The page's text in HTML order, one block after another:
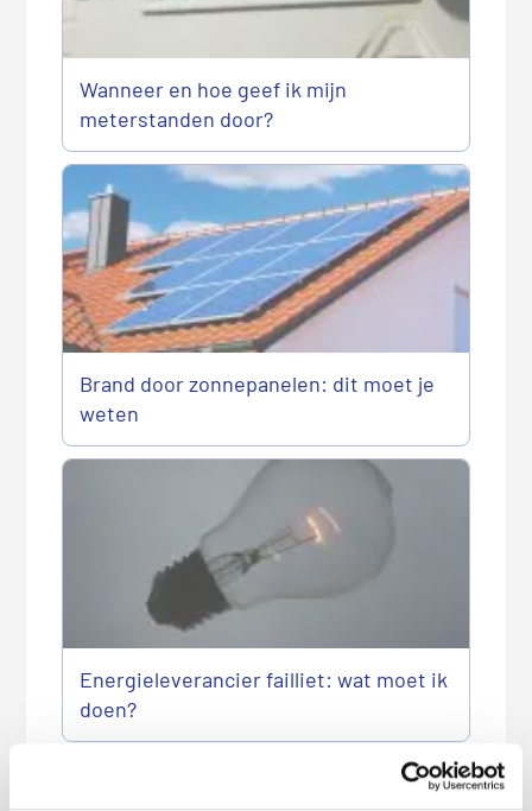
Wanneer en hoe geef ik mijn
meterstanden door?
Brand door zonnepanelen: dit moet je
weten
Energieleverancier failliet: wat moet ik
doen?